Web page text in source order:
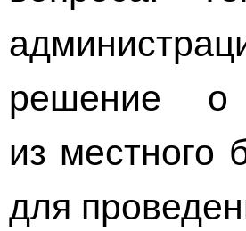
решение о
из местного
для